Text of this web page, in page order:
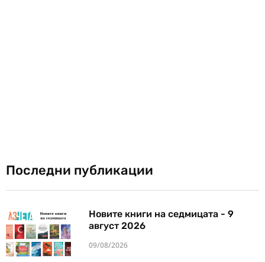
Последни публикации
Новите книги на седмицата - 9
август 2026
09/08/2026